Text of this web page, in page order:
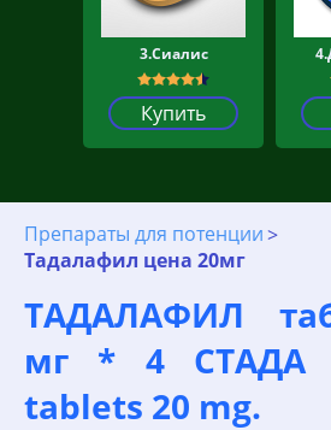
3.Сиалис
Купить
Препараты для потенции
Тадалафил цена 20мг
ТАДАЛАФИЛ
мг * 4 СТАДА
tablets 20 mg.